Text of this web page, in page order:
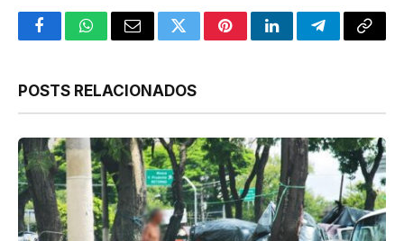
FacebookWhatsApp
Email TwitterPinterestLinkedInTelegramCopy
POSTS RELACIONADOS